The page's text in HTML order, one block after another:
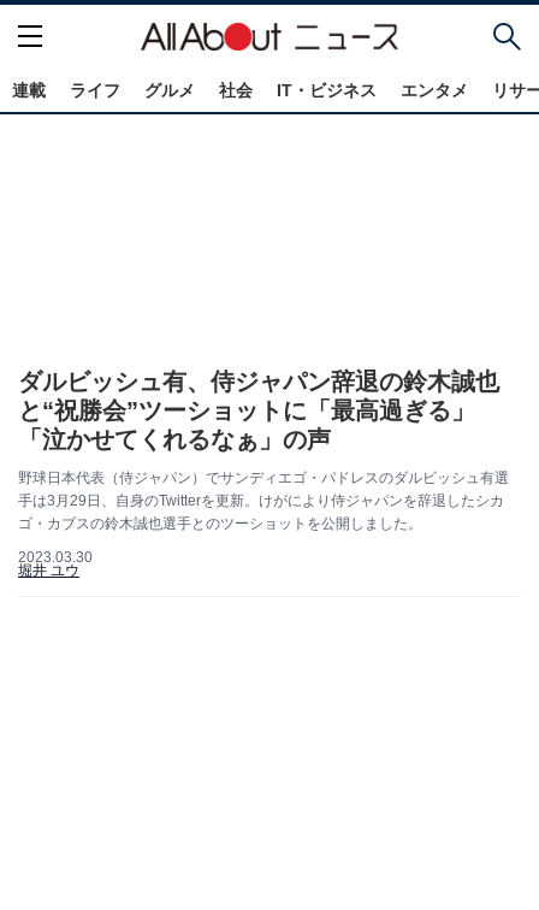
連載 ライフ グルメ 社会 IT・ビジネス エンタメ リサ
ダルビッシュ有、侍ジャパン辞退の鈴木誠也
と“祝勝会”ツーショットに「最高過ぎる」
「泣かせてくれるなぁ」の声
野球日本代表（侍ジャパン）でサンディエゴ・パドレスのダルビッシュ有選
手は3月29日、自身のTwitterを更新。けがにより侍ジャパンを辞退したシカ
ゴ・カブスの鈴木誠也選手とのツーショットを公開しました。
2023.03.30
堀井 ユウ